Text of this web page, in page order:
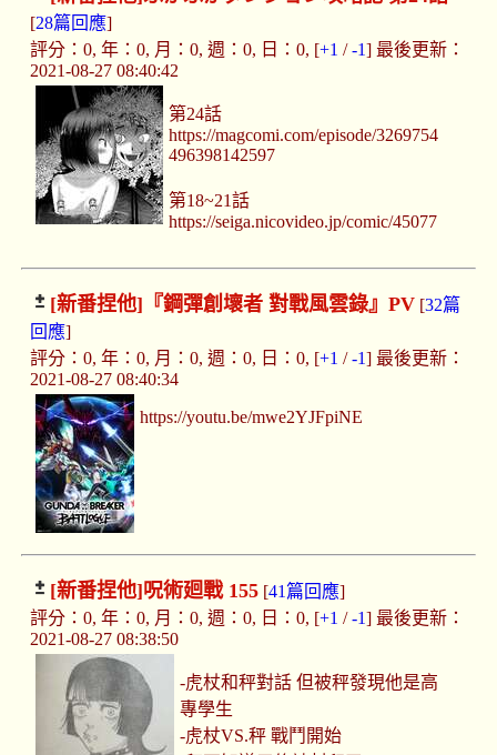
[28篇回應]
評分：0, 年：0, 月：0, 週：0, 日：0, [+1 /-1] 最後更新：
2021-08-27 08:40:42
第24話
https://magcomi.com/episode/3269754
496398142597
第18~21話
https://seiga.nicovideo.jp/comic/45077
[新番捏他] 『鋼彈創壞者 對戰風雲錄』PV[32篇
回應]
評分：0, 年：0, 月：0, 週：0, 日：0, [+1 /-1] 最後更新：
2021-08-27 08:40:34
https://youtu.be/mwe2YJFpiNE
[新番捏他]呪術廻戰 155[41篇回應]
評分：0, 年：0, 月：0, 週：0, 日：0, [+1 /-1] 最後更新：
2021-08-27 08:38:50
-虎杖和秤對話 但被秤發現他是高
專學生
-虎杖VS.秤 戰鬥開始